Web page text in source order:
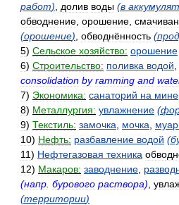
работ) долив воды (в
обводнение орошение
(орошение) обводнённость (
5) Сельское хозяйство: орошение
6) Строительство: поливка водой
consolidation by ramming and
7) Экономика: санаторий на
8) Металлургия: увлажнение (
9) Текстиль: замочка мочка
10) Нефть: разбавление водой (
11) Нефтегазовая техника
12) Макаров: заводнение
(напр бурового раствора)
(территории)